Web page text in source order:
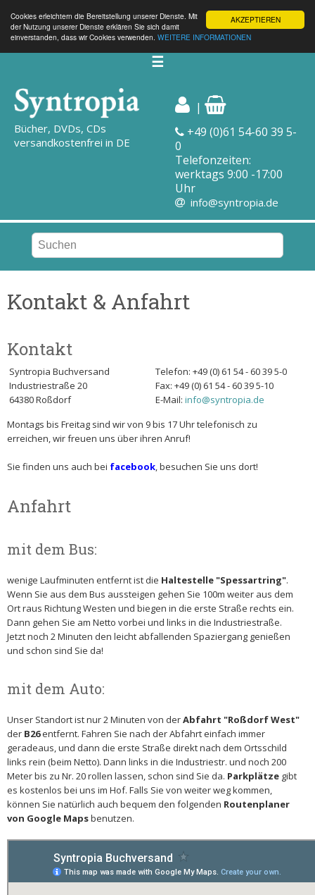
AKZEPTIEREN
Cookies erleichtern die Bereitstellung unserer Dienste. Mit
der Nutzung unserer Dienste erklären Sie sich damit
einverstanden, dass wir Cookies verwenden. WEITERE INFORMATIONEN
☰
Bücher, DVDs, CDs
versandkostenfrei in DE
|
+49 (0)61 54-60 39 5-
0
Telefonzeiten:
werktags 9:00 -17:00
Uhr
info@syntropia.de
Kontakt & Anfahrt
Kontakt
Syntropia Buchversand
Industriestraße 20
64380 Roßdorf
Telefon: +49 (0) 61 54 - 60 39 5-0
Fax: +49 (0) 61 54 - 60 39 5-10
E-Mail: info@syntropia.de
Montags bis Freitag sind wir von 9 bis 17 Uhr telefonisch zu
erreichen, wir freuen uns über ihren Anruf!
Sie finden uns auch bei facebook, besuchen Sie uns dort!
Anfahrt
mit dem Bus:
wenige Laufminuten entfernt ist die Haltestelle "Spessartring".
Wenn Sie aus dem Bus aussteigen gehen Sie 100m weiter aus dem
Ort raus Richtung Westen und biegen in die erste Straße rechts ein.
Dann gehen Sie am Netto vorbei und links in die Industriestraße.
Jetzt noch 2 Minuten den leicht abfallenden Spaziergang genießen
und schon sind Sie da!
mit dem Auto:
Unser Standort ist nur 2 Minuten von derAbfahrt "Roßdorf West"
der B26entfernt. Fahren Sie nach der Abfahrt einfach immer
geradeaus, und dann die erste Straße direkt nach dem Ortsschild
links rein (beim Netto). Dann links in die Industriestr. und noch 200
Meter bis zu Nr. 20 rollen lassen, schon sind Sie da. Parkplätze gibt
es kostenlos bei uns im Hof. Falls Sie von weiter weg kommen,
können Sie natürlich auch bequem den folgenden Routenplaner
von Google Mapsbenutzen.